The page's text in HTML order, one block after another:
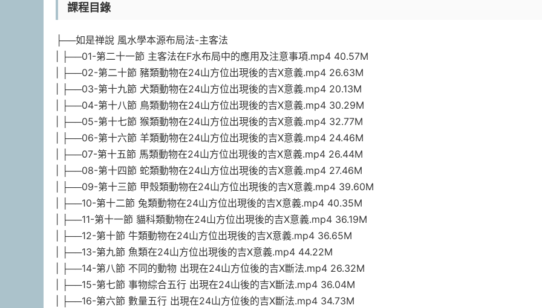
課程目錄
├──如是禅說 風水學本源布局法-主客法
| ├──01-第二十一節 主客法在F水布局中的應用及注意事項.mp4 40.57M
| ├──02-第二十節 豬類動物在24山方位出現後的吉X意義.mp4 26.63M
| ├──03-第十九節 犬類動物在24山方位出現後的吉X意義.mp4 20.13M
| ├──04-第十八節 鳥類動物在24山方位出現後的吉X意義.mp4 30.29M
| ├──05-第十七節 猴類動物在24山方位出現後的吉X意義.mp4 32.77M
| ├──06-第十六節 羊類動物在24山方位出現後的吉X意義.mp4 24.46M
| ├──07-第十五節 馬類動物在24山方位出現後的吉X意義.mp4 26.44M
| ├──08-第十四節 蛇類動物在24山方位出現後的吉X意義.mp4 27.46M
| ├──09-第十三節 甲殼類動物在24山方位出現後的吉X意義.mp4 39.60M
| ├──10-第十二節 兔類動物在24山方位出現後的吉X意義.mp4 40.35M
| ├──11-第十一節 貓科類動物在24山方位出現後的吉X意義.mp4 36.19M
| ├──12-第十節 牛類動物在24山方位出現後的吉X意義.mp4 36.65M
| ├──13-第九節 魚類在24山方位出現後的吉X意義.mp4 44.22M
| ├──14-第八節 不同的動物 出現在24山方位後的吉X斷法.mp4 26.32M
| ├──15-第七節 事物綜合五行 出現在24山後的吉X斷法.mp4 36.04M
| ├──16-第六節 數量五行 出現在24山方位後的吉X斷法.mp4 34.73M